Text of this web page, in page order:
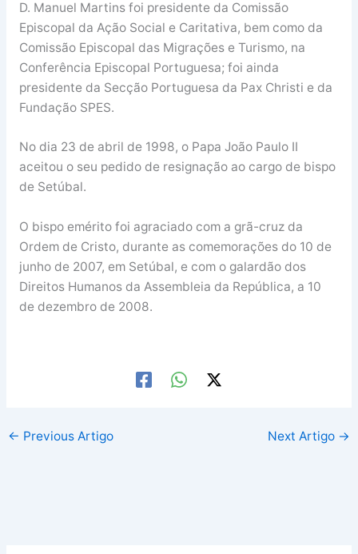
D. Manuel Martins foi presidente da Comissão
Episcopal da Ação Social e Caritativa, bem como da
Comissão Episcopal das Migrações e Turismo, na
Conferência Episcopal Portuguesa; foi ainda
presidente da Secção Portuguesa da Pax Christi e da
Fundação SPES.
No dia 23 de abril de 1998, o Papa João Paulo II
aceitou o seu pedido de resignação ao cargo de bispo
de Setúbal.
O bispo emérito foi agraciado com a grã-cruz da
Ordem de Cristo, durante as comemorações do 10 de
junho de 2007, em Setúbal, e com o galardão dos
Direitos Humanos da Assembleia da República, a 10
de dezembro de 2008.
← Previous Artigo Next Artigo →